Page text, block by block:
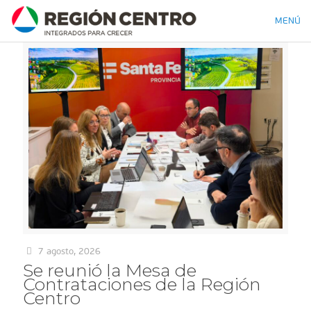
MENÚ
7 agosto, 2026
Se reunió la Mesa de
Contrataciones de la Región
Centro